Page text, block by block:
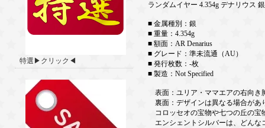
特選▶クリック◀
ランダムイヤー 4.354g デナリウス
■ 金属種別：銀
■ 重量：4.354g
■ 額面：AR Denarius
■ グレード：準未流通（AU）
■ 発行枚数：-枚
■ 製造：Not Specified
表面：ユリア・ママエアの右向き
裏面：デザインは異なる場合があ
コロッセオの宝物や七つの丘の宝
エンシェントシルバーは、どんな